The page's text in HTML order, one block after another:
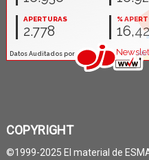
COPYRIGHT
©1999-2025 El material de